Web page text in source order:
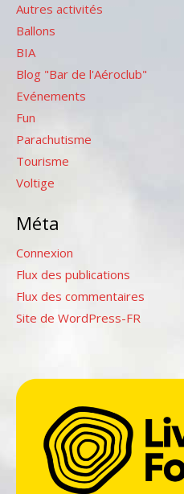
Autres activités
Ballons
BIA
Blog "Bar de l'Aéroclub"
Evénements
Fun
Parachutisme
Tourisme
Voltige
Méta
Connexion
Flux des publications
Flux des commentaires
Site de WordPress-FR